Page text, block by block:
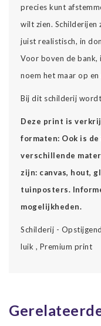
precies kunt
wilt zien.
juist realistisch, in
Voor boven de bank,
noem het maar op
Bij dit schilderij
Deze print is
formaten: Ook is
verschillende
zijn: canvas, hout,
tuinposters.
mogelijkheden.
Schilderij -
luik , Premium print